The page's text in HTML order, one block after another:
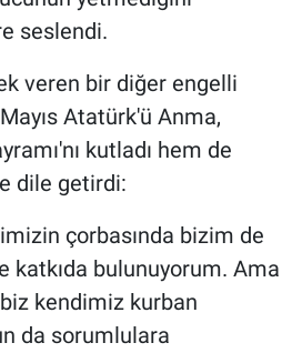
seslendi.
veren bir diğer engelli
Atatürk'ü Anma,
kutladı hem de
dile getirdi:
çorbasında bizim de
katkıda bulunuyorum. Ama
kendimiz kurban
da sorumlulara